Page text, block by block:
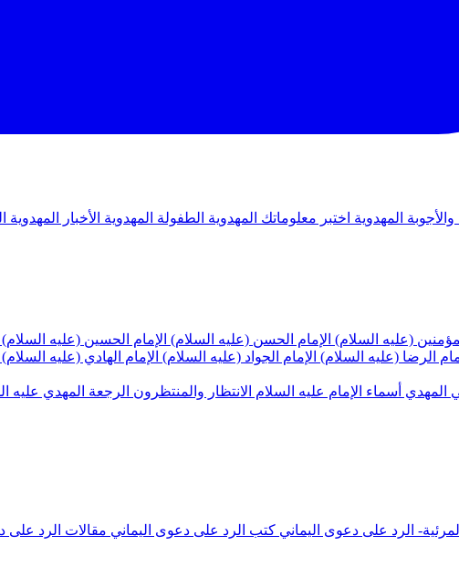
والأجوبة المهدوية اختبر معلوماتك المهدوية الطفولة المهدوية الأخبار المهدوية
(عليه السلام) الإمام الحسن (عليه السلام) الإمام الحسين (عليه السلام)
الرضا (عليه السلام) الإمام الجواد (عليه السلام) الإمام الهادي (عليه السلام)
المهدي أسماء الإمام عليه السلام الانتظار والمنتظرون الرجعة المهدي عليه
الرد على دعوى اليماني كتب الرد على دعوى اليماني مقالات الرد على